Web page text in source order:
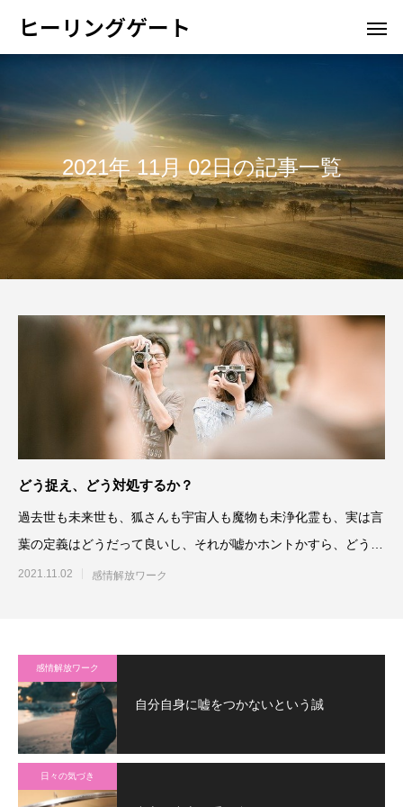
ヒーリングゲート
2021年 11月 02日の記事一覧
どう捉え、どう対処するか？
過去世も未来世も、狐さんも宇宙人も魔物も未浄化霊も、実は言
葉の定義はどうだって良いし、それが嘘かホントかすら、どうだ
って良いのです。そういう
2021.11.02 感情解放ワーク
感情解放ワーク
自分自身に嘘をつかないという誠
日々の気づき